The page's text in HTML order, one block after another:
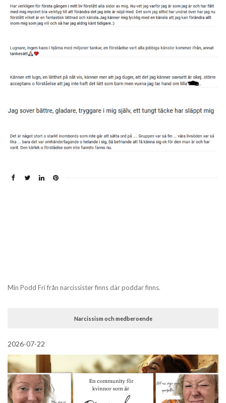
Min Podd Fri från narcissister finns där poddar finns.
Narcissism och medberoende
2026-07-22